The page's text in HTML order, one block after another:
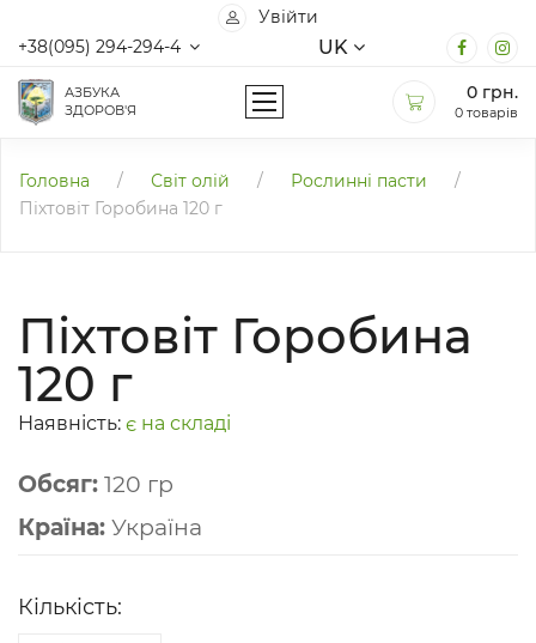
Увійти
+38(095) 294-294-4
UK
АЗБУКА
ЗДОРОВ'Я
0 грн.
0 товарів
Головна / Світ олій / Рослинні пасти
/
Піхтовіт Горобина 120 г
Піхтовіт Горобина
120 г
Наявність: є на складі
Обсяг: 120 гр
Країна: Україна
Кількість: